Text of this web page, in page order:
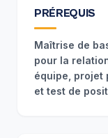
PRÉREQUIS
Maîtrise de
pour la
équipe, projet
et test de